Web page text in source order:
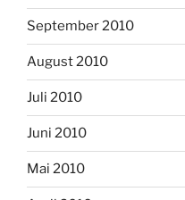
September 2010
August 2010
Juli 2010
Juni 2010
Mai 2010